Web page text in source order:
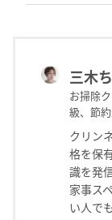
三木
お掃除
級、節
クリン
格を保
識を発
家事ス
い人で